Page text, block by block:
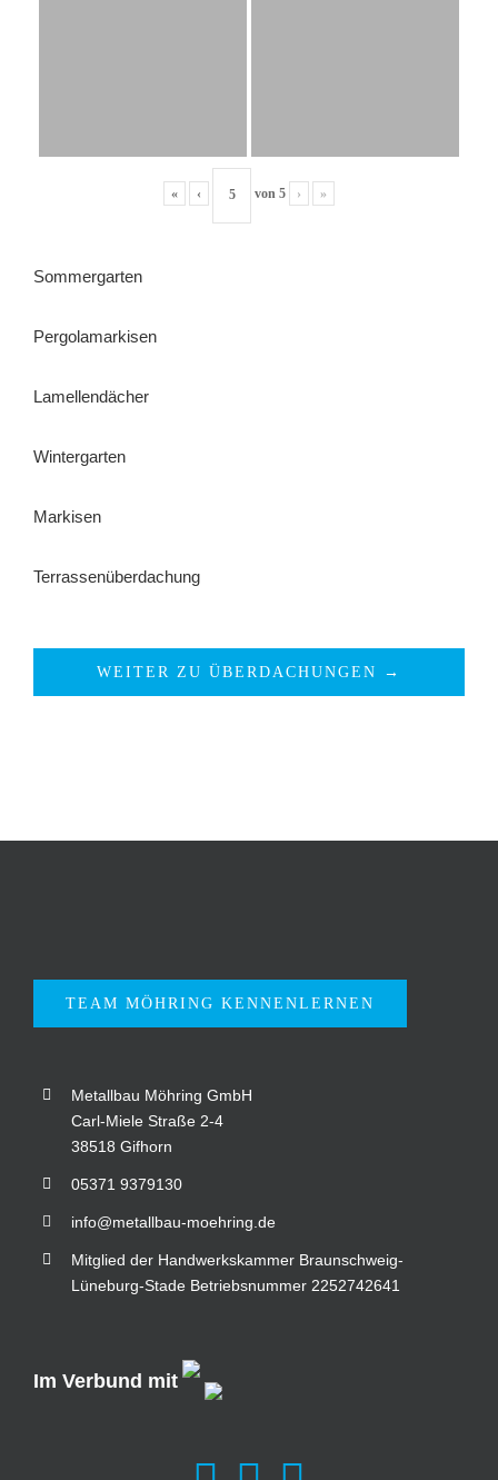
« ‹ von 5 › »
Sommergarten
Pergolamarkisen
Lamellendächer
Wintergarten
Markisen
Terrassenüberdachung
WEITER ZU ÜBERDACHUNGEN →
TEAM MÖHRING KENNENLERNEN
Metallbau Möhring GmbH
Carl-Miele Straße 2-4
38518 Gifhorn
05371 9379130
info@metallbau-moehring.de
Mitglied der Handwerkskammer Braunschweig-
Lüneburg-Stade Betriebsnummer 2252742641
Im Verbund mit